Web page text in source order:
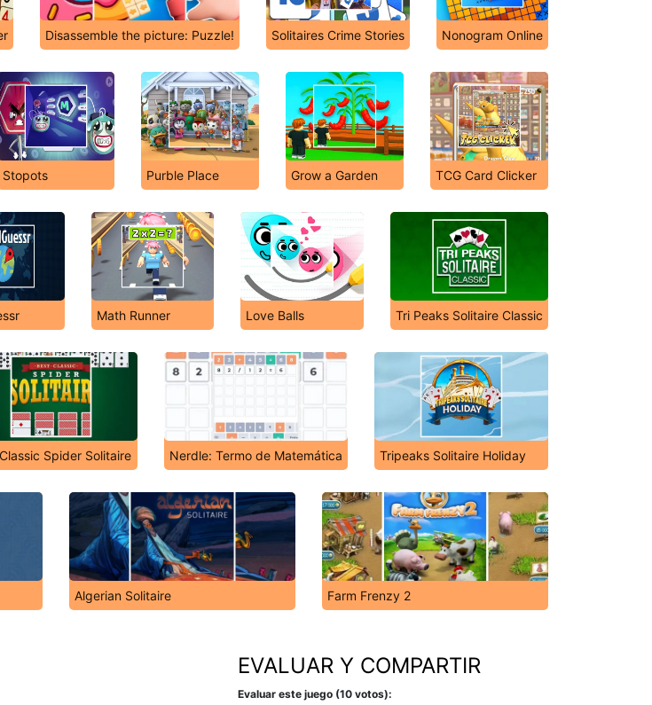
Disassemble the picture: Puzzle! Solitaires Crime Stories Nonogram Online
Stopots Purble Place Grow a Garden TCG Card Clicker
Math Runner Love Balls Tri Peaks Solitaire Classic
Spider Solitaire Nerdle: Termo de Matemática Tripeaks Solitaire Holiday
Algerian Solitaire Farm Frenzy 2
EVALUAR Y COMPARTIR
Evaluar este juego (10 votos):